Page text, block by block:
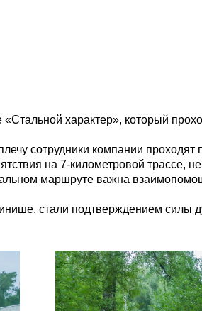
характер», который
сотрудники компании проходят
на 7-километровой трассе,
маршруте важна
стали подтверждением силы